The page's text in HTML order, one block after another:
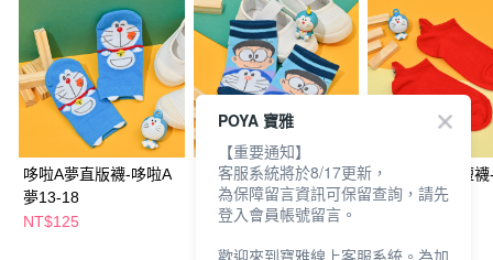
哆啦A夢直版襪-哆啦A
夢13-18
NT$125
哆啦A夢直版襪-雙色
13-18
NT$125
哆啦A夢刺繡短
23-25
POYA 寶雅
【重要通知】
客服系統將於8/17更新，
為保障留言資訊可保留查詢，請先
登入會員帳號留言。
歡迎來到寶雅線上客服系統。為加